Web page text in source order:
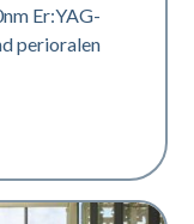
Er:YAG-
perioralen